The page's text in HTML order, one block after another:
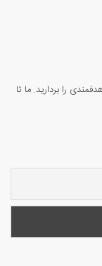
را بردارید. ما تا